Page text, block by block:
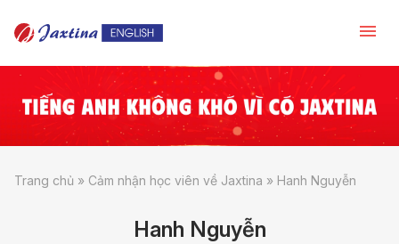
Trang chủ » Cảm nhận học viên về Jaxtina » Hanh Nguyễn
Hanh Nguyễn